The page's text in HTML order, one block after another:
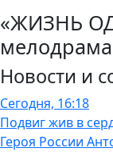
«ЖИЗНЬ
Новости и
Сегодня, 16:18
Подвиг жив в
Героя России